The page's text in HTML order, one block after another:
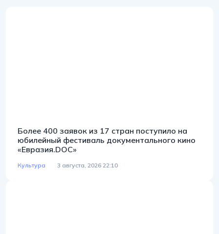
Более 400 заявок из 17 стран поступило на
юбилейный фестиваль документального кино
«Евразия.DOC»
Культура 3 августа, 2026 22:10